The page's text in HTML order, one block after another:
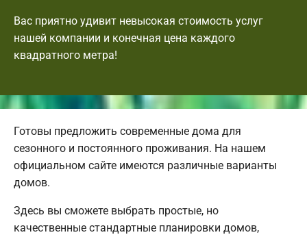
Вас приятно удивит невысокая стоимость услуг
нашей компании и конечная цена каждого
квадратного метра!
Готовы предложить современные дома для
сезонного и постоянного проживания. На нашем
официальном сайте имеются различные варианты
домов.
Здесь вы сможете выбрать простые, но
качественные стандартные планировки домов,